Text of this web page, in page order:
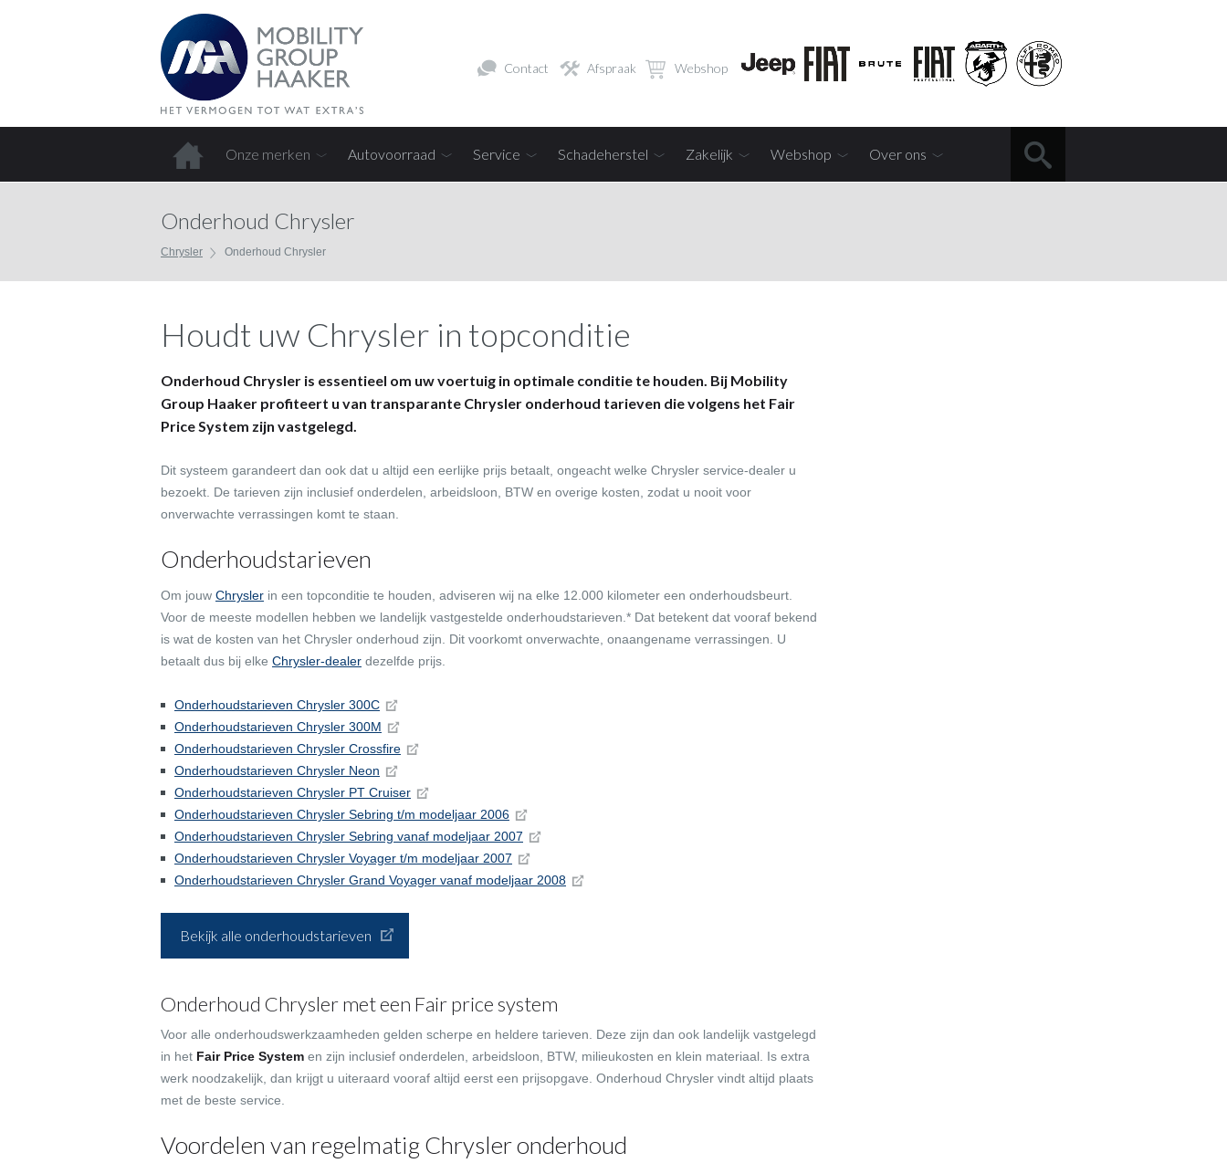
Contact Afspraak Webshop
Onze merken Autovoorraad Service Schadeherstel Zakelijk Webshop Over ons
Onderhoud Chrysler
Chrysler Onderhoud Chrysler
Houdt uw Chrysler in topconditie
Onderhoud Chrysler is essentieel om uw voertuig in optimale conditie te houden. Bij Mobility
Group Haaker profiteert u van transparante Chrysler onderhoud tarieven die volgens het Fair
Price System zijn vastgelegd.
Dit systeem garandeert dan ook dat u altijd een eerlijke prijs betaalt, ongeacht welke Chrysler service-dealer u
bezoekt. De tarieven zijn inclusief onderdelen, arbeidsloon, BTW en overige kosten, zodat u nooit voor
onverwachte verrassingen komt te staan.
Onderhoudstarieven
Om jouw Chrysler in een topconditie te houden, adviseren wij na elke 12.000 kilometer een onderhoudsbeurt.
Voor de meeste modellen hebben we landelijk vastgestelde onderhoudstarieven.* Dat betekent dat vooraf bekend
is wat de kosten van het Chrysler onderhoud zijn. Dit voorkomt onverwachte, onaangename verrassingen. U
betaalt dus bij elke Chrysler-dealer dezelfde prijs.
Onderhoudstarieven Chrysler 300C
Onderhoudstarieven Chrysler 300M
Onderhoudstarieven Chrysler Crossfire
Onderhoudstarieven Chrysler Neon
Onderhoudstarieven Chrysler PT Cruiser
Onderhoudstarieven Chrysler Sebring t/m modeljaar 2006
Onderhoudstarieven Chrysler Sebring vanaf modeljaar 2007
Onderhoudstarieven Chrysler Voyager t/m modeljaar 2007
Onderhoudstarieven Chrysler Grand Voyager vanaf modeljaar 2008
Bekijk alle onderhoudstarieven
Onderhoud Chrysler met een Fair price system
Voor alle onderhoudswerkzaamheden gelden scherpe en heldere tarieven. Deze zijn dan ook landelijk vastgelegd
in het Fair Price System en zijn inclusief onderdelen, arbeidsloon, BTW, milieukosten en klein materiaal. Is extra
werk noodzakelijk, dan krijgt u uiteraard vooraf altijd eerst een prijsopgave. Onderhoud Chrysler vindt altijd plaats
met de beste service.
Voordelen van regelmatig Chrysler onderhoud